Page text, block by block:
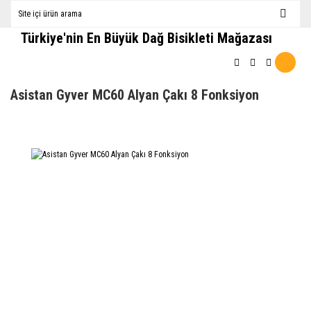
Türkiye'nin En Büyük Dağ Bisikleti Mağazası
Asistan Gyver MC60 Alyan Çakı 8 Fonksiyon